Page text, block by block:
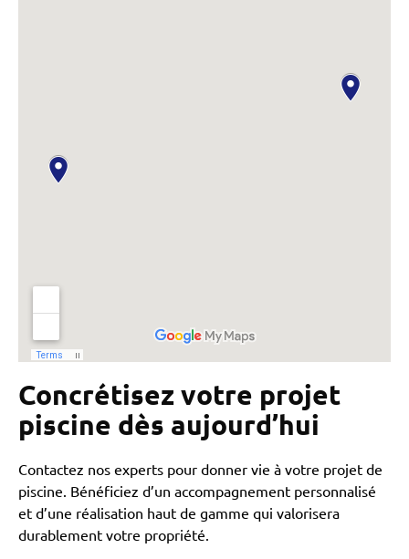
Concrétisez votre projet
piscine dès aujourd’hui
Contactez nos experts pour donner vie à votre projet de
piscine. Bénéficiez d’un accompagnement personnalisé
et d’une réalisation haut de gamme qui valorisera
durablement votre propriété.